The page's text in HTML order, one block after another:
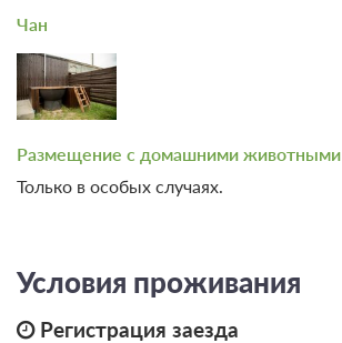
Чан
Размещение с домашними животными
Только в особых случаях.
Условия проживания
Регистрация заезда